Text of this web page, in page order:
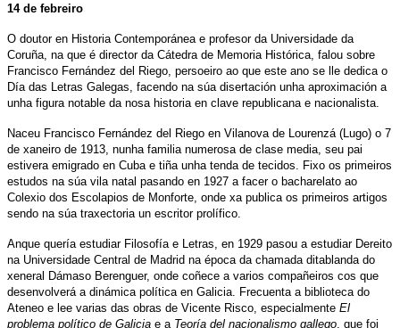
14 de febreiro
O doutor en Historia Contemporánea e profesor da Universidade da
Coruña, na que é director da Cátedra de Memoria Histórica, falou sobre
Francisco Fernández del Riego, persoeiro ao que este ano se lle dedica o
Día das Letras Galegas, facendo na súa disertación unha aproximación a
unha figura notable da nosa historia en clave republicana e nacionalista.
Naceu Francisco Fernández del Riego en Vilanova de Lourenzá (Lugo) o 7
de xaneiro de 1913, nunha familia numerosa de clase media, seu pai
estivera emigrado en Cuba e tiña unha tenda de tecidos. Fixo os primeiros
estudos na súa vila natal pasando en 1927 a facer o bacharelato ao
Colexio dos Escolapios de Monforte, onde xa publica os primeiros artigos
sendo na súa traxectoria un escritor prolífico.
Anque quería estudiar Filosofía e Letras, en 1929 pasou a estudiar Dereito
na Universidade Central de Madrid na época da chamada ditablanda do
xeneral Dámaso Berenguer, onde coñece a varios compañeiros cos que
desenvolverá a dinámica política en Galicia. Frecuenta a biblioteca do
Ateneo e lee varias das obras de Vicente Risco, especialmente El
problema político de Galicia e a Teoría del nacionalismo gallego , que foi